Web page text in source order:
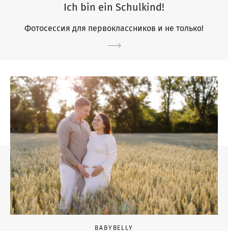
Ich bin ein Schulkind!
Фотосессия для первоклассников и не только!
BABYBELLY